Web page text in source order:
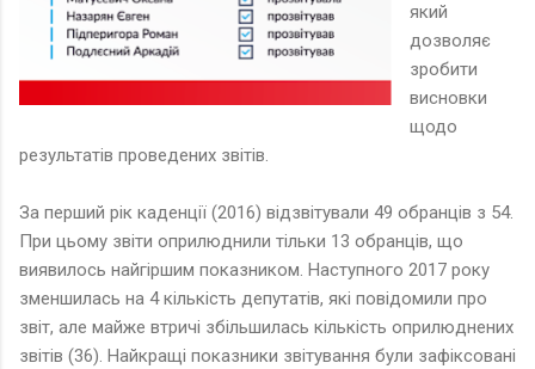
який
дозволяє
зробити
висновки
щодо
результатів проведених звітів.
За перший рік каденції (2016) відзвітували 49 обранців з 54.
При цьому звіти оприлюднили тільки 13 обранців, що
виявилось найгіршим показником. Наступного 2017 року
зменшилась на 4 кількість депутатів, які повідомили про
звіт, але майже втричі збільшилась кількість оприлюднених
звітів (36). Найкращі показники звітування були зафіксовані